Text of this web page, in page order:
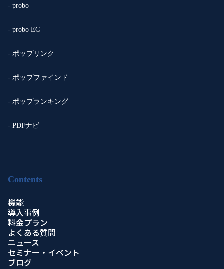
- probo
- probo EC
- ポップリンク
- ポップファインド
- ポップランキング
- PDFナビ
Contents
機能
導入事例
料金プラン
よくある質問
ニュース
セミナー・イベント
ブログ